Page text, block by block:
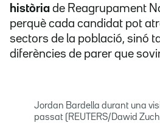
història de Reagrupament
perquè cada candidat pot
sectors de la població, sinó
diferències de parer que
Jordan Bardella durant una
passat (REUTERS/Dawid